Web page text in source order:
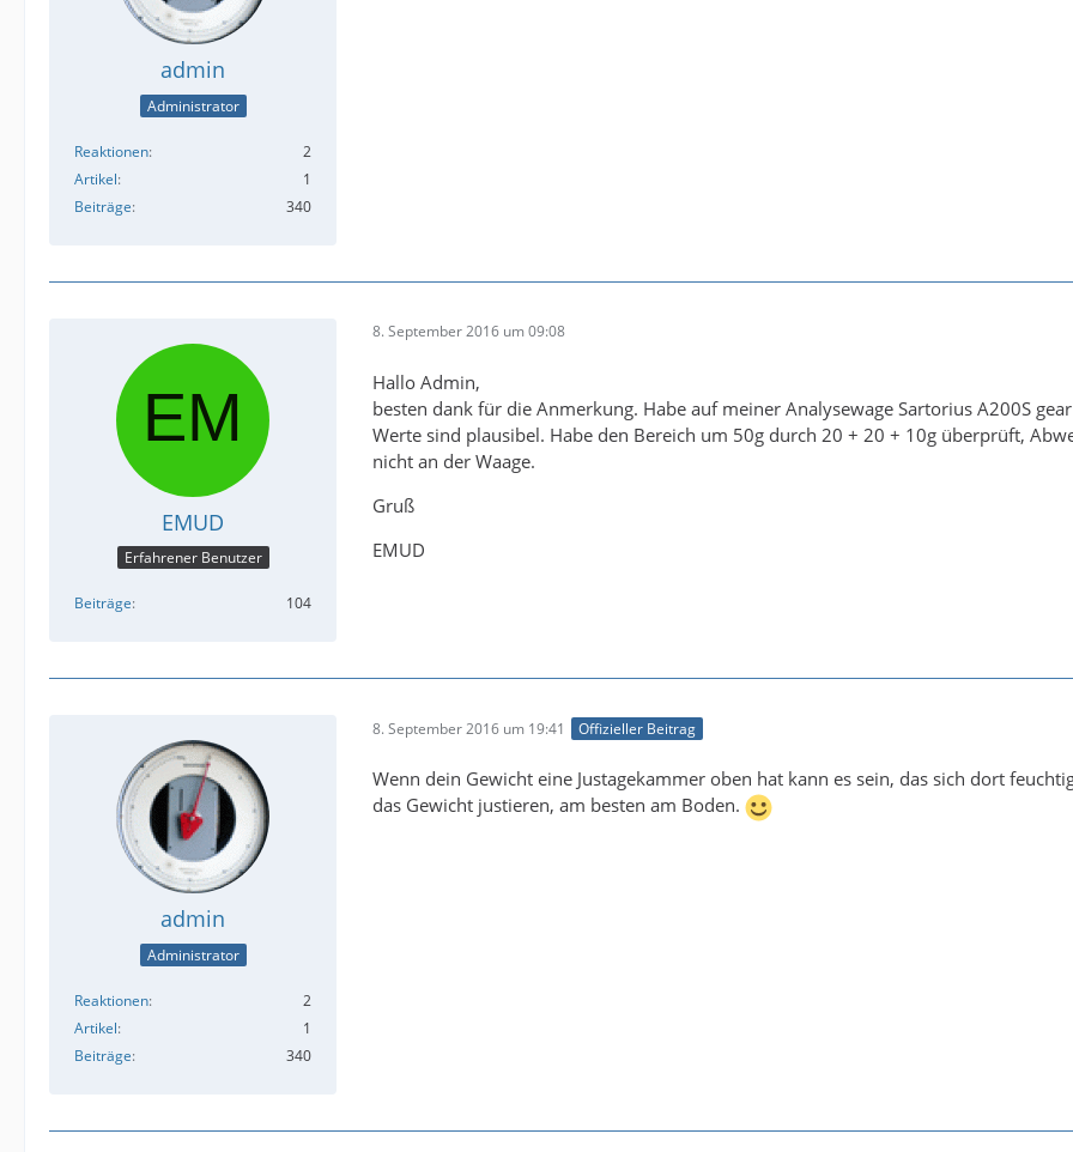
admin
Administrator
Reaktionen
2
Artikel
1
Beiträge
340
EMUD
Erfahrener Benutzer
Beiträge 104
8. September 2016 um 09:08
Hallo Admin,
besten dank für die Anmerkung. Habe auf meiner Analysewage Sartorius A200S
Werte sind plausibel. Habe den Bereich um 50g durch 20 + 20 + 10g überprüft,
nicht an der Waage.
Gruß
EMUD
admin
Administrator
Reaktionen
2
Artikel
1
Beiträge
340
8. September 2016 um 19:41 Offizieller Beitrag
Wenn dein Gewicht eine Justagekammer oben hat kann es sein, das sich dort
das Gewicht justieren, am besten am Boden.